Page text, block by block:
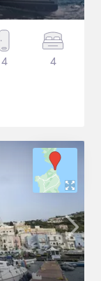
4 4